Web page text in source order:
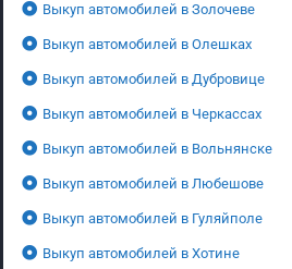
Выкуп автомобилей в Золочеве
Выкуп автомобилей в Олешках
Выкуп автомобилей в Дубровице
Выкуп автомобилей в Черкассах
Выкуп автомобилей в Вольнянске
Выкуп автомобилей в Любешове
Выкуп автомобилей в Гуляйполе
Выкуп автомобилей в Хотине